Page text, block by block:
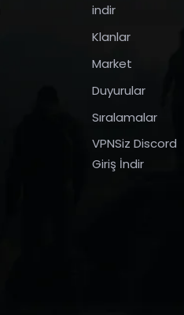
indir
Klanlar
Market
Duyurular
Sıralamalar
VPNSiz Discord
Giriş İndir